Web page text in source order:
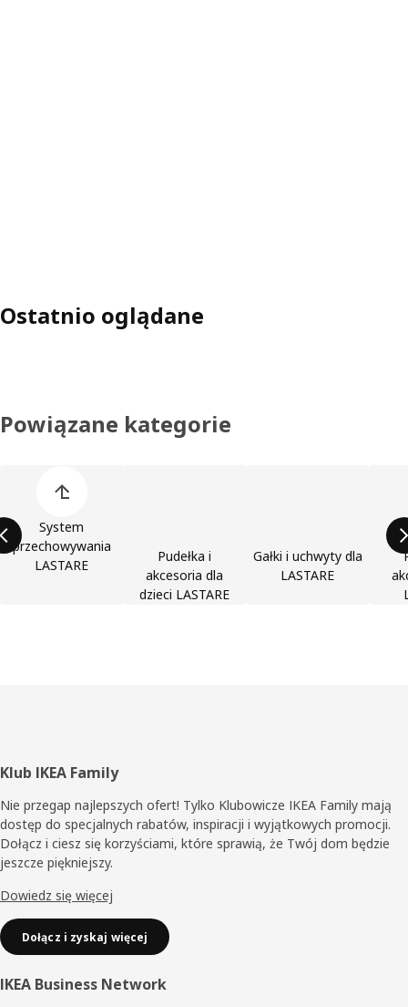
Ostatnio oglądane
Powiązane kategorie
System
przechowywania
LASTARE
Pudełka i
akcesoria dla
dzieci LASTARE
Gałki i uchwyty dla
LASTARE
Stopka
Klub IKEA Family
Nie przegap najlepszych ofert! Tylko Klubowicze IKEA Family mają
dostęp do specjalnych rabatów, inspiracji i wyjątkowych promocji.
Dołącz i ciesz się korzyściami, które sprawią, że Twój dom będzie
jeszcze piękniejszy.
Dowiedz się więcej
Dołącz i zyskaj więcej
IKEA Business Network